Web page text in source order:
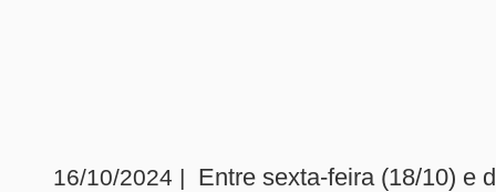
16/10/2024 | Entre sexta-feira (18/10) e